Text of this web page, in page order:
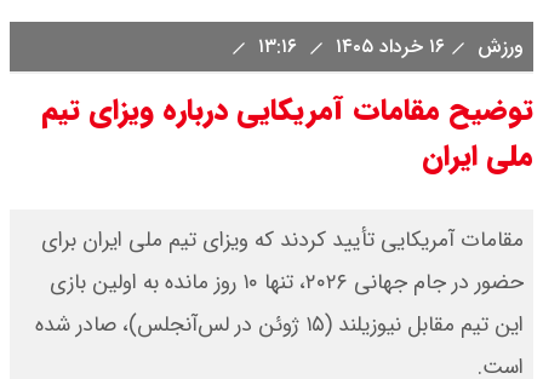
ورزش ۱۶ خرداد ۱۴۰۵
توضیح مقامات آمریکایی درباره ویزای تیم
ملی ایران
مقامات آمریکایی تأیید کردند که ویزای تیم ملی ایران برای
حضور در جام جهانی ۲۰۲۶، تنها ۱۰ روز مانده به اولین بازی
این تیم مقابل نیوزیلند (۱۵ ژوئن در لس‌آنجلس)، صادر شده
است.